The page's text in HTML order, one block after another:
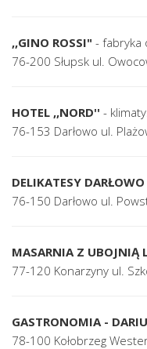
,,GINO ROSSI" - fabryka
76-200 Słupsk ul.
HOTEL ,,NORD'' -
76-153 Darłowo ul.
DELIKATESY DARŁOWO
76-150 Darłowo ul.
MASARNIA Z UBOJNIĄ
77-120 Konarzyny ul.
GASTRONOMIA -
78-100 Kołobrzeg